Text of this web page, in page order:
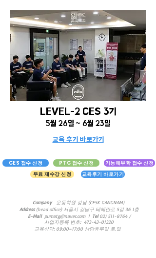
LEVEL-2 CES 3기
5월 26일 ~ 6월 23일
교육 후기 바로가기
CES 접수 신청 PTC 접수 신청
기능해부학 접수 신청
무료 재수강 신청
교육후기 바로가기
Company
운동학원 강남 (CESK GANGNAM)
Address (head office) 서울시 강남구 테헤란로 5길 36 1층
E-Mail
pumatg@naver.com l Tel 02) 511-8764/
​사업자등록 번호: 473-43-01320
교육상담: 09:00~17:00 상담휴무일 토,일